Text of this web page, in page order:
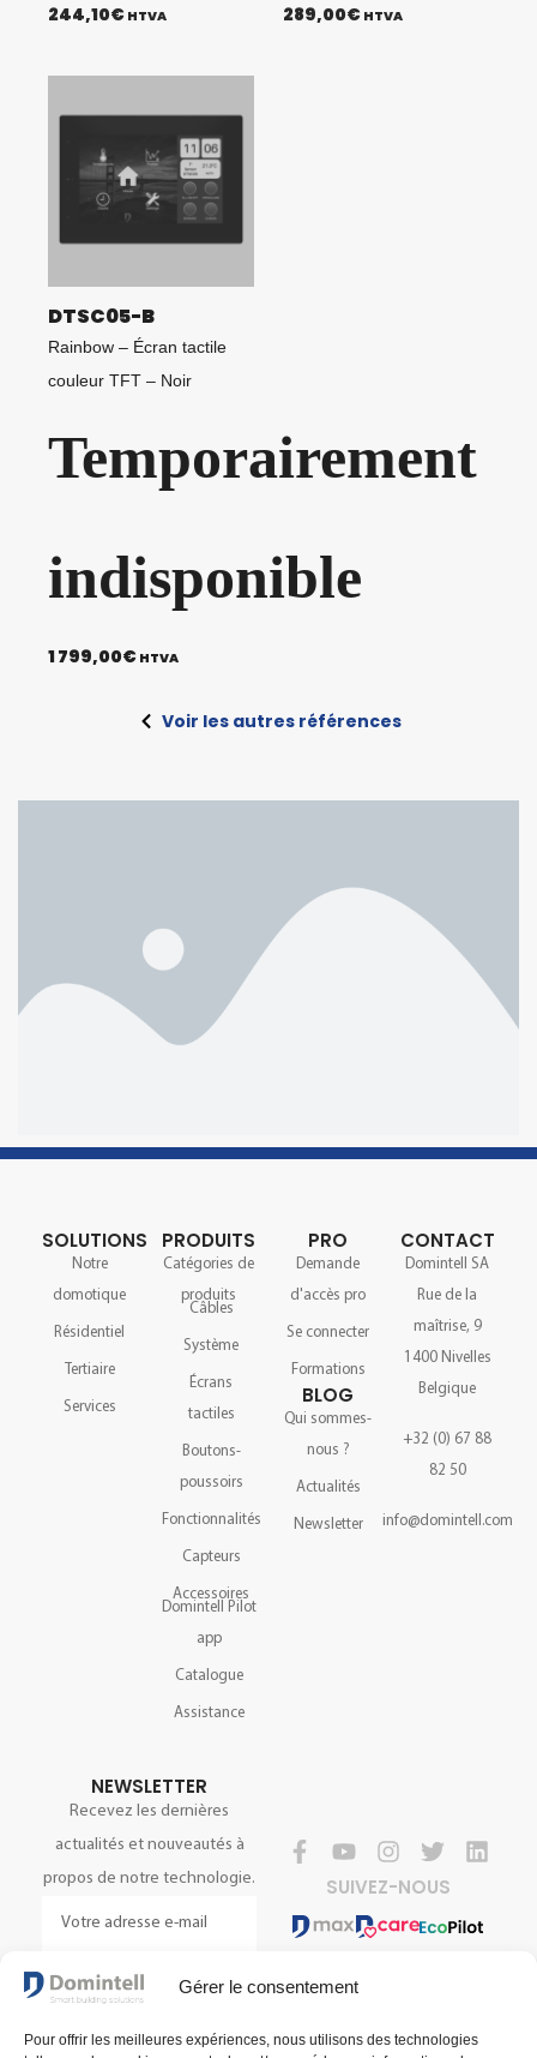
Gérer le consentement
Pour offrir les meilleures expériences, nous utilisons des technologies
244,10€ HTVA 289,00€ HTVA
DTSC05-B
Rainbow – Écran tactile
couleur TFT – Noir
Temporairement
indisponible
1 799,00€ HTVA
Voir les autres références
SOLUTIONS
Notre
domotique
Résidentiel
Tertiaire
Services
PRODUITS
Catégories de
produits
Câbles
Système
Écrans
tactiles
Boutons-
poussoirs
Fonctionnalités
Capteurs
Accessoires
Domintell Pilot
app
Catalogue
Assistance
PRO
Demande
d'accès pro
Se connecter
Formations
BLOG
Qui sommes-
nous ?
Actualités
Newsletter
CONTACT
Domintell SA
Rue de la
maîtrise, 9
1400 Nivelles
Belgique
+32 (0) 67 88
82 50
info@domintell.com
NEWSLETTER
Recevez les dernières
actualités et nouveautés à
propos de notre technologie.
S'INSCRIRE
SUIVEZ-NOUS